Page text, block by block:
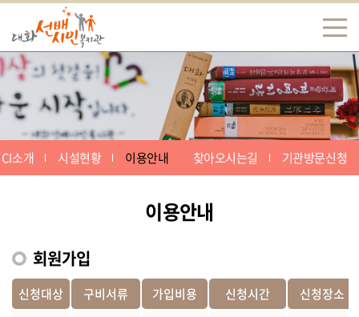
CI소개 시설현황 이용안내 찾아오시는길 기관방문신청
이용안내
회원가입
신청대상 구비서류 가입비용 신청시간 신청장소